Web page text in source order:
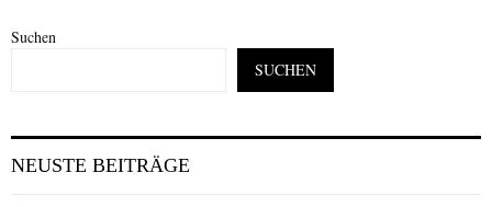
Suchen
SUCHEN
NEUSTE BEITRÄGE